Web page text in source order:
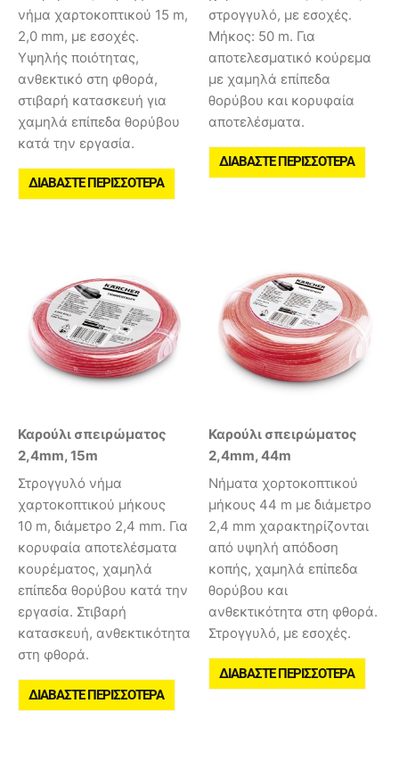
νήμα χαρτοκοπτικού 15 m,
2,0 mm, με εσοχές.
Υψηλής ποιότητας,
ανθεκτικό στη φθορά,
στιβαρή κατασκευή για
χαμηλά επίπεδα θορύβου
κατά την εργασία.
ΔΙΑΒΆΣΤΕ ΠΕΡΙΣΣΌΤΕΡΑ
στρογγυλό, με εσοχές.
Μήκος: 50 m. Για
αποτελεσματικό κούρεμα
με χαμηλά επίπεδα
θορύβου και κορυφαία
αποτελέσματα.
ΔΙΑΒΆΣΤΕ ΠΕΡΙΣΣΌΤΕΡΑ
Καρούλι σπειρώματος
2,4mm, 15m
Στρογγυλό νήμα
χαρτοκοπτικού μήκους
10 m, διάμετρο 2,4 mm. Για
κορυφαία αποτελέσματα
κουρέματος, χαμηλά
επίπεδα θορύβου κατά την
εργασία. Στιβαρή
κατασκευή, ανθεκτικότητα
στη φθορά.
ΔΙΑΒΆΣΤΕ ΠΕΡΙΣΣΌΤΕΡΑ
Καρούλι σπειρώματος
2,4mm, 44m
Νήματα χορτοκοπτικού
μήκους 44 m με διάμετρο
2,4 mm χαρακτηρίζονται
από υψηλή απόδοση
κοπής, χαμηλά επίπεδα
θορύβου και
ανθεκτικότητα στη φθορά.
Στρογγυλό, με εσοχές.
ΔΙΑΒΆΣΤΕ ΠΕΡΙΣΣΌΤΕΡΑ